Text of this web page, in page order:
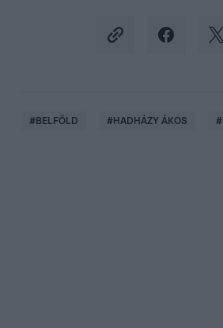
#BELFÖLD #HADHÁZY ÁKOS #